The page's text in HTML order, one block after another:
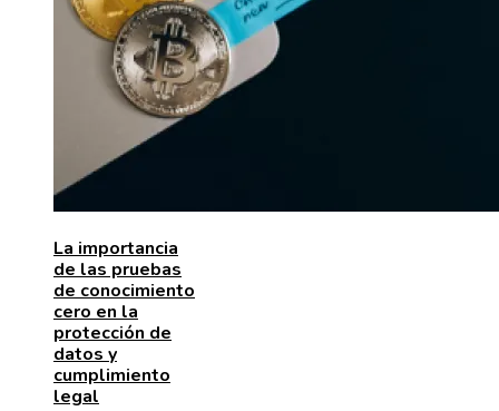
La importancia
de las pruebas
de conocimiento
cero en la
protección de
datos y
cumplimiento
legal